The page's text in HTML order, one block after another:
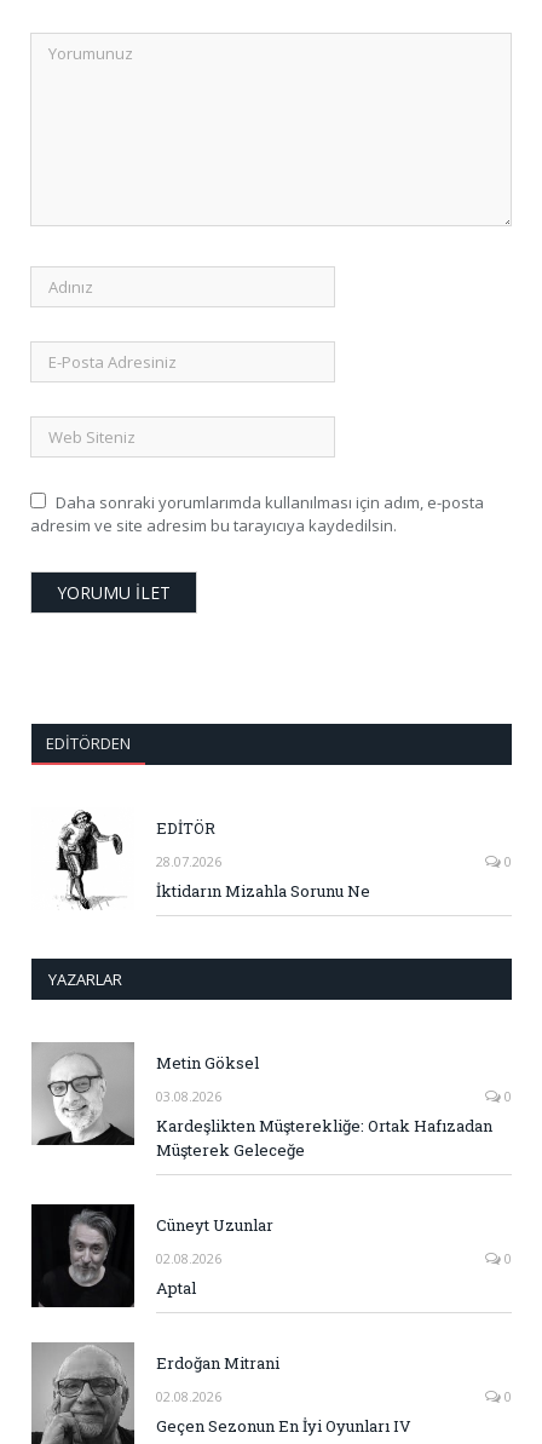
Daha sonraki yorumlarımda kullanılması için adım, e-posta
adresim ve site adresim bu tarayıcıya kaydedilsin.
EDITÖRDEN
EDİTÖR
28.07.2026 0
İktidarın Mizahla Sorunu Ne
YAZARLAR
Metin Göksel
03.08.2026 0
Kardeşlikten Müşterekliğe: Ortak Hafızadan
Müşterek Geleceğe
Cüneyt Uzunlar
02.08.2026 0
Aptal
Erdoğan Mitrani
02.08.2026 0
Geçen Sezonun En İyi Oyunları IV